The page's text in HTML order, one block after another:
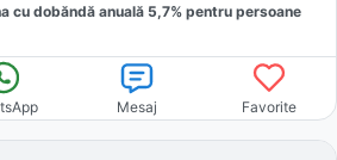
cu dobăndă anuală 5,7% pentru persoane
Mesaj Favorite